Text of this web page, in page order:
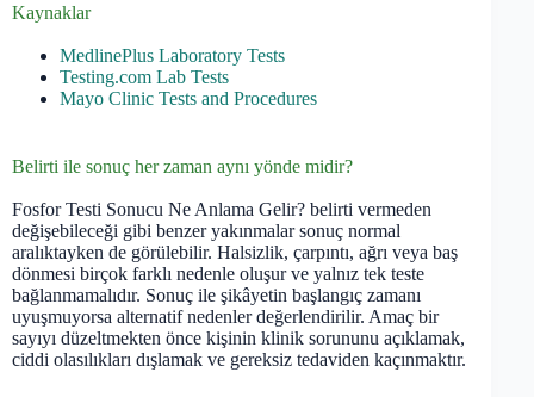
Kaynaklar
MedlinePlus Laboratory Tests
Testing.com Lab Tests
Mayo Clinic Tests and Procedures
Belirti ile sonuç her zaman aynı yönde midir?
Fosfor Testi Sonucu Ne Anlama Gelir? belirti vermeden
değişebileceği gibi benzer yakınmalar sonuç normal
aralıktayken de görülebilir. Halsizlik, çarpıntı, ağrı veya baş
dönmesi birçok farklı nedenle oluşur ve yalnız tek teste
bağlanmamalıdır. Sonuç ile şikâyetin başlangıç zamanı
uyuşmuyorsa alternatif nedenler değerlendirilir. Amaç bir
sayıyı düzeltmekten önce kişinin klinik sorununu açıklamak,
ciddi olasılıkları dışlamak ve gereksiz tedaviden kaçınmaktır.